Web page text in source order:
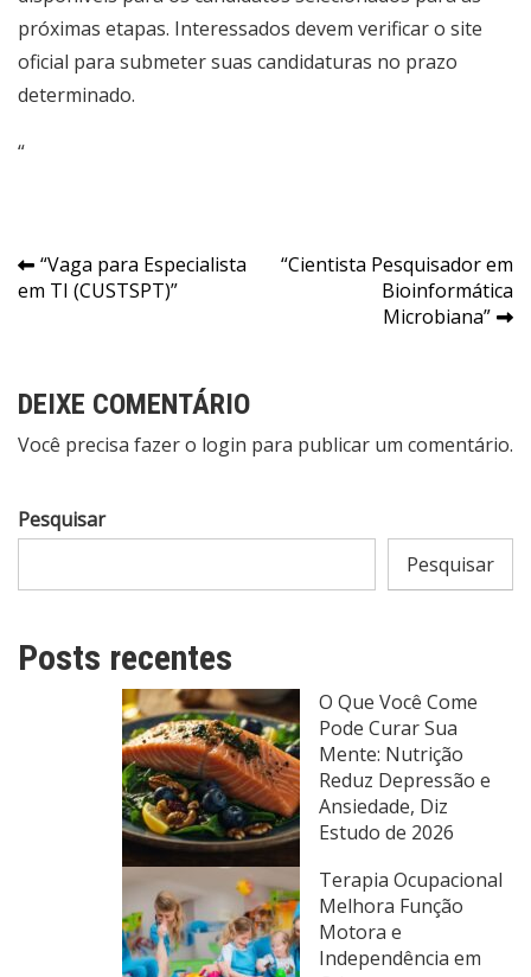
próximas etapas. Interessados devem verificar o site
oficial para submeter suas candidaturas no prazo
determinado.
“
Navegação
de
“Vaga para Especialista
em TI (CUSTSPT)”
“Cientista Pesquisador em
Bioinformática
Microbiana”
DEIXE COMENTÁRIO
Você precisa fazer o login para publicar um comentário.
Pesquisar
Pesquisar
Posts recentes
O Que Você Come
Pode Curar Sua
Mente: Nutrição
Reduz Depressão e
Ansiedade, Diz
Estudo de 2026
Terapia Ocupacional
Melhora Função
Motora e
Independência em